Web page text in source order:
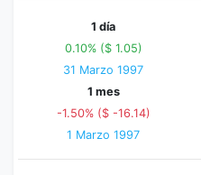
1 día
0.10% ($ 1.05)
31 Marzo 1997
1 mes
-1.50% ($ -16.14)
1 Marzo 1997